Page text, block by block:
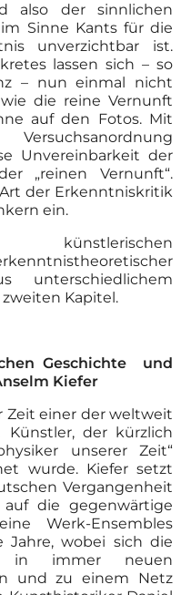
also der sinnlichen
Sinne Kants für die
unverzichtbar ist.
lassen sich – so
– nun einmal nicht
die reine Vernunft
auf den Fotos. Mit
Unvereinbarkeit der
„reinen Vernunft“.
der Erkenntniskritik
ein.
unterschiedlichem
Kapitel.
Geschichte und
Kiefer
Zeit einer der weltweit
Künstler, der kürzlich
unserer Zeit“
wurde. Kiefer setzt
Vergangenheit
die gegenwärtige
Werk-Ensembles
Jahre, wobei sich die
in immer neuen
und zu einem Netz